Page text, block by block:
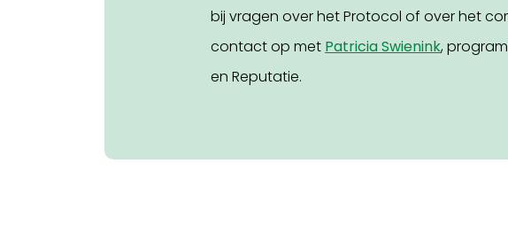
bij vragen over het Protocol of over het
contact op met Patricia Swienink,
en Reputatie.